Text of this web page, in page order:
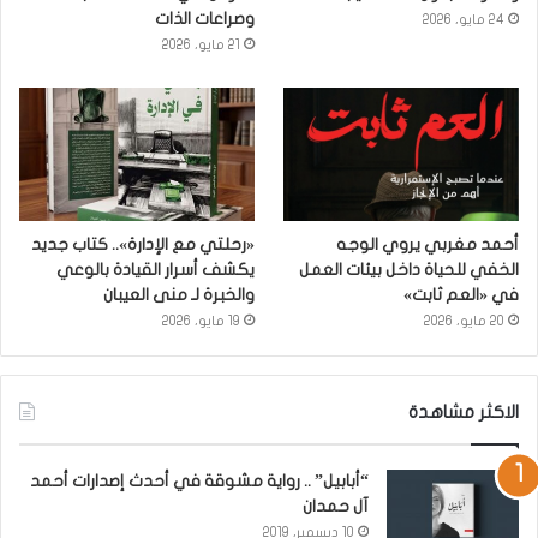
24 مايو، 2026
وصراعات الذات
21 مايو، 2026
أحمد مغربي يروي الوجه
الخفي للحياة داخل بيئات العمل
في «العم ثابت»
20 مايو، 2026
«رحلتي مع الإدارة».. كتاب جديد
يكشف أسرار القيادة بالوعي
والخبرة لـ منى العيبان
19 مايو، 2026
الاكثر مشاهدة
“أبابيل” .. رواية مشوقة في أحدث إصدارات أحمد
آل حمدان
10 ديسمبر، 2019